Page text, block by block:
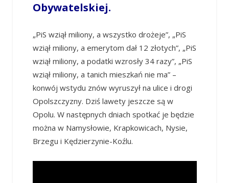
Obywatelskiej.
„PiS wziął miliony, a wszystko drożeje”, „PiS
wziął miliony, a emerytom dał 12 złotych”, „PiS
wziął miliony, a podatki wzrosły 34 razy”, „PiS
wziął miliony, a tanich mieszkań nie ma” –
konwój wstydu znów wyruszył na ulice i drogi
Opolszczyzny. Dziś lawety jeszcze są w
Opolu. W następnych dniach spotkać je będzie
można w Namysłowie, Krapkowicach, Nysie,
Brzegu i Kędzierzynie-Koźlu.